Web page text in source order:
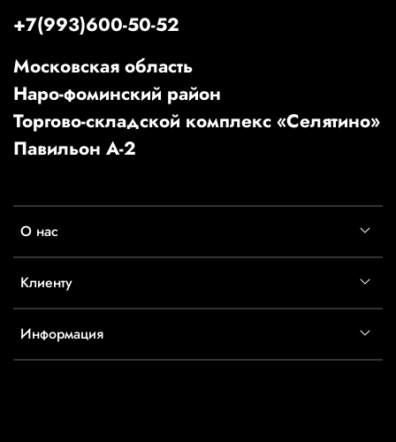
О нас
Клиенту
Информация
+7(993)600-50-52
Московская область
Наро-фоминский район
Торгово-складской комплекс «Селятино»
Павильон А-2